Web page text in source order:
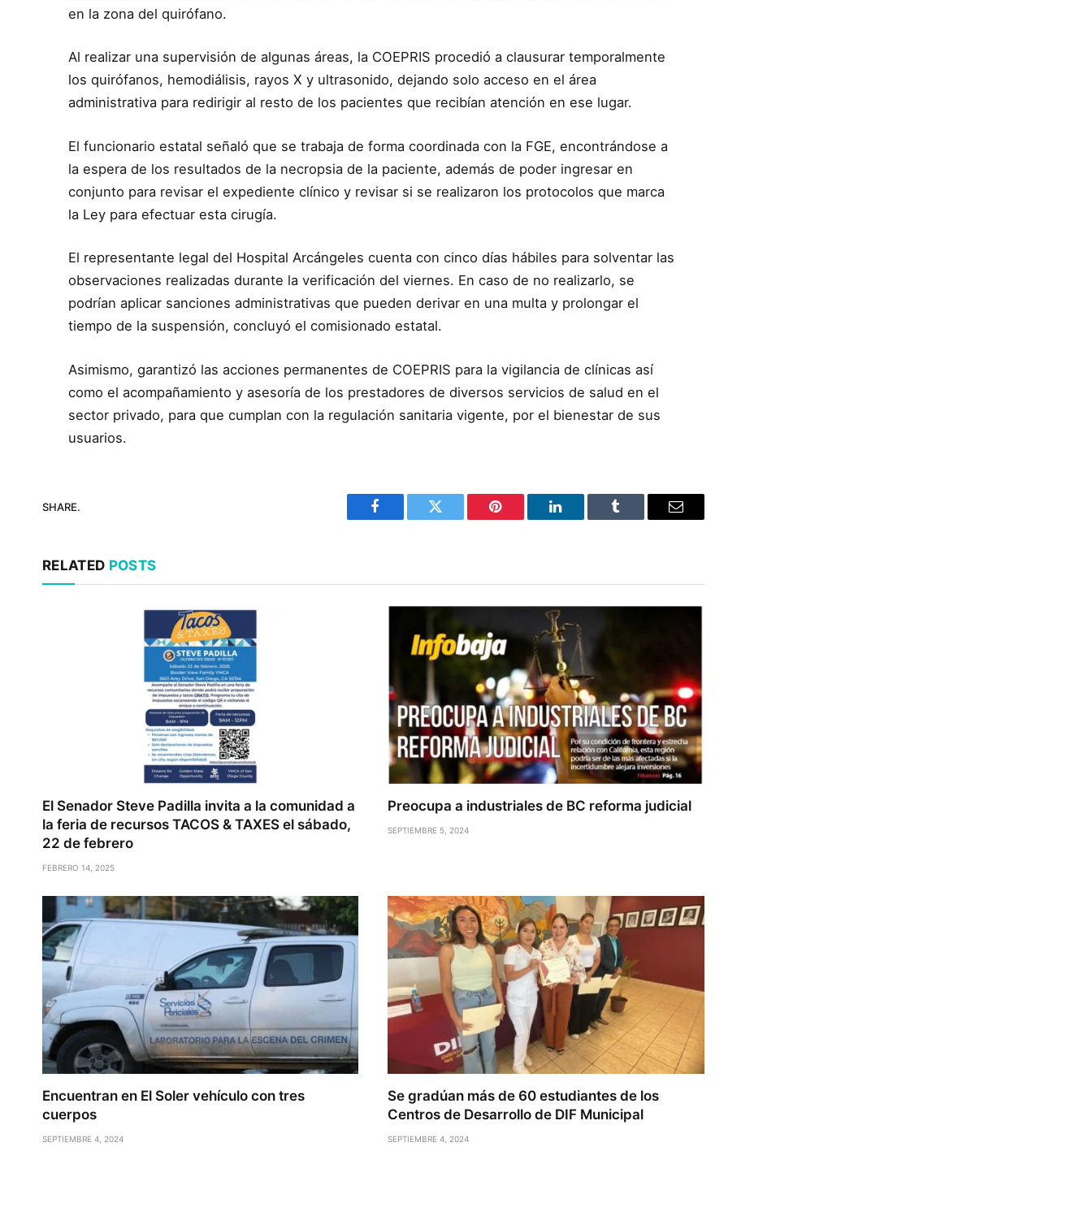
en la zona del quirófano.
Al realizar una supervisión de algunas áreas, la COEPRIS procedió a clausurar temporalmente
los quirófanos, hemodiálisis, rayos X y ultrasonido, dejando solo acceso en el área
administrativa para redirigir al resto de los pacientes que recibían atención en ese lugar.
El funcionario estatal señaló que se trabaja de forma coordinada con la FGE, encontrándose a
la espera de los resultados de la necropsia de la paciente, además de poder ingresar en
conjunto para revisar el expediente clínico y revisar si se realizaron los protocolos que marca
la Ley para efectuar esta cirugía.
El representante legal del Hospital Arcángeles cuenta con cinco días hábiles para solventar las
observaciones realizadas durante la verificación del viernes. En caso de no realizarlo, se
podrían aplicar sanciones administrativas que pueden derivar en una multa y prolongar el
tiempo de la suspensión, concluyó el comisionado estatal.
Asimismo, garantizó las acciones permanentes de COEPRIS para la vigilancia de clínicas así
como el acompañamiento y asesoría de los prestadores de diversos servicios de salud en el
sector privado, para que cumplan con la regulación sanitaria vigente, por el bienestar de sus
usuarios.
SHARE.
Facebook Twitter Pinterest LinkedIn Tumblr Email
RELATED POSTS
El Senador Steve Padilla invita a la comunidad a
la feria de recursos TACOS & TAXES el sábado,
22 de febrero
FEBRERO 14, 2025
Preocupa a industriales de BC reforma judicial
SEPTIEMBRE 5, 2024
Encuentran en El Soler vehículo con tres
cuerpos
SEPTIEMBRE 4, 2024
Se gradúan más de 60 estudiantes de los
Centros de Desarrollo de DIF Municipal
SEPTIEMBRE 4, 2024